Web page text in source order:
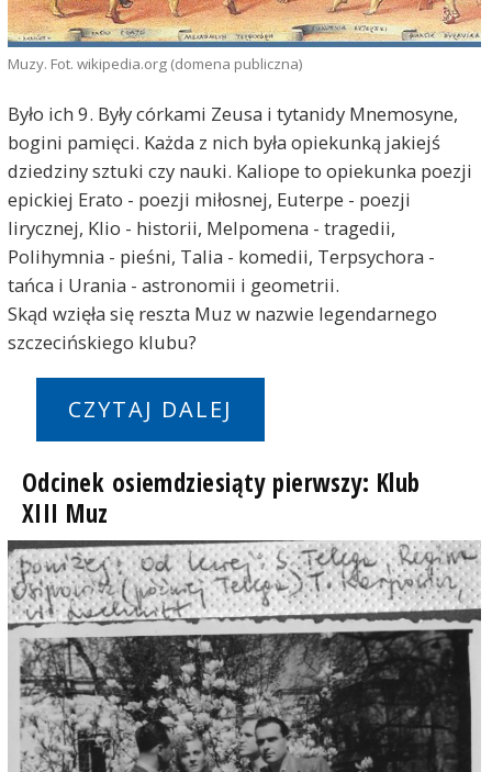
Muzy. Fot. wikipedia.org (domena publiczna)
Było ich 9. Były córkami Zeusa i tytanidy Mnemosyne,
bogini pamięci. Każda z nich była opiekunką jakiejś
dziedziny sztuki czy nauki. Kaliope to opiekunka poezji
epickiej Erato - poezji miłosnej, Euterpe - poezji
lirycznej, Klio - historii, Melpomena - tragedii,
Polihymnia - pieśni, Talia - komedii, Terpsychora -
tańca i Urania - astronomii i geometrii.
Skąd wzięła się reszta Muz w nazwie legendarnego
szczecińskiego klubu?
CZYTAJ DALEJ
Odcinek osiemdziesiąty pierwszy: Klub
XIII Muz